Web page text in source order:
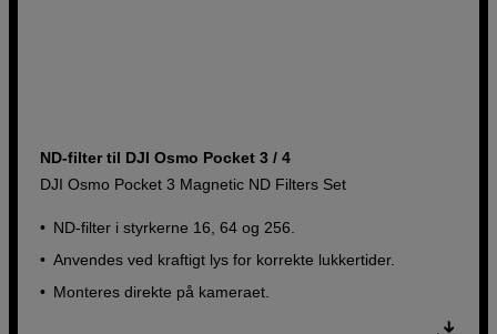
ND-filter til DJI Osmo Pocket 3 / 4
DJI Osmo Pocket 3 Magnetic ND Filters Set
ND-filter i styrkerne 16, 64 og 256.
Anvendes ved kraftigt lys for korrekte lukkertider.
Monteres direkte på kameraet.